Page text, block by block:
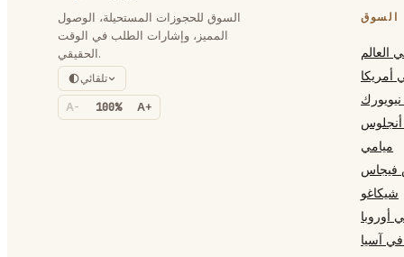
السوق للحجوزات المستحيلة، الوصول
المميز، وإشارات الطلب في الوقت
الحقيقي.
تلقائي
A- 100% A+
السوق
العالم
أمريكا
نيويورك
ميامي
فيجاس
شيكاغو
أوروبا
آسيا